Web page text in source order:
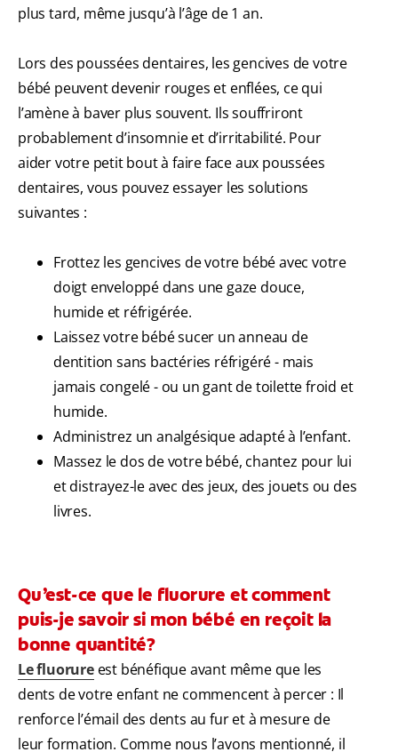
plus tard, même jusqu’à l’âge de 1 an.
Lors des poussées dentaires, les gencives de votre
bébé peuvent devenir rouges et enflées, ce qui
l’amène à baver plus souvent. Ils souffriront
probablement d’insomnie et d’irritabilité. Pour
aider votre petit bout à faire face aux poussées
dentaires, vous pouvez essayer les solutions
suivantes :
Frottez les gencives de votre bébé avec votre
doigt enveloppé dans une gaze douce,
humide et réfrigérée.
Laissez votre bébé sucer un anneau de
dentition sans bactéries réfrigéré - mais
jamais congelé - ou un gant de toilette froid et
humide.
Administrez un analgésique adapté à l’enfant.
Massez le dos de votre bébé, chantez pour lui
et distrayez-le avec des jeux, des jouets ou des
livres.
Qu’est-ce que le fluorure et comment
puis-je savoir si mon bébé en reçoit la
bonne quantité?
Le fluorureest bénéfique avant même que les
dents de votre enfant ne commencent à percer : Il
renforce l’émail des dents au fur et à mesure de
leur formation. Comme nous l’avons mentionné, il